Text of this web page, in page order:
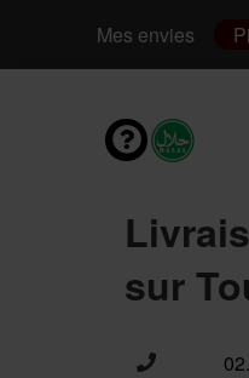
Mes envies
sur